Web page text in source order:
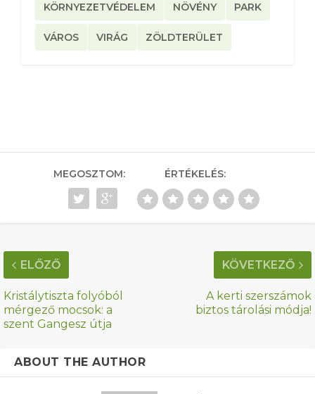
KÖRNYEZETVÉDELEM NÖVÉNY PARK
VÁROS VIRÁG ZÖLDTERÜLET
MEGOSZTOM: ÉRTÉKELÉS:
ELŐZŐ
Kristálytiszta folyóból
mérgező mocsok: a
szent Gangesz útja
KÖVETKEZŐ
A kerti szerszámok
biztos tárolási módja!
ABOUT THE AUTHOR